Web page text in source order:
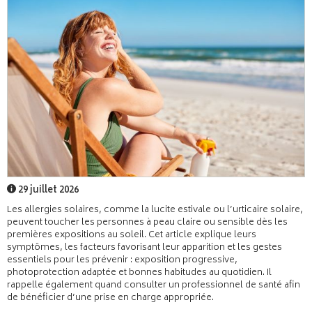
29 juillet 2026
Les allergies solaires, comme la lucite estivale ou l’urticaire solaire,
peuvent toucher les personnes à peau claire ou sensible dès les
premières expositions au soleil. Cet article explique leurs
symptômes, les facteurs favorisant leur apparition et les gestes
essentiels pour les prévenir : exposition progressive,
photoprotection adaptée et bonnes habitudes au quotidien. Il
rappelle également quand consulter un professionnel de santé afin
de bénéficier d’une prise en charge appropriée.